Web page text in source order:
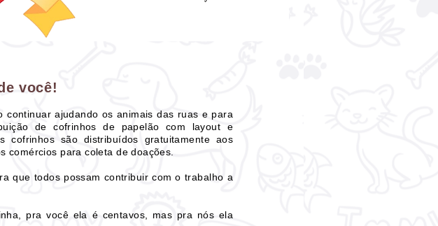
você!
ajudando os animais das ruas e para
de cofrinhos de papelão com layout e
cofrinhos são distribuídos gratuitamente aos
comércios para coleta de doações.
que todos possam contribuir com o trabalho a
pra você ela é centavos, mas pra nós ela